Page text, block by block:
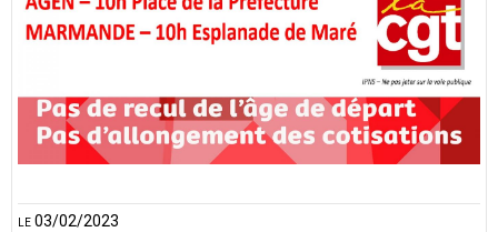
le 03/02/2023